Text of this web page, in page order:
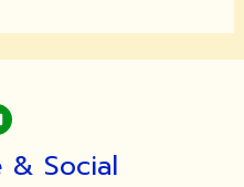
& Social